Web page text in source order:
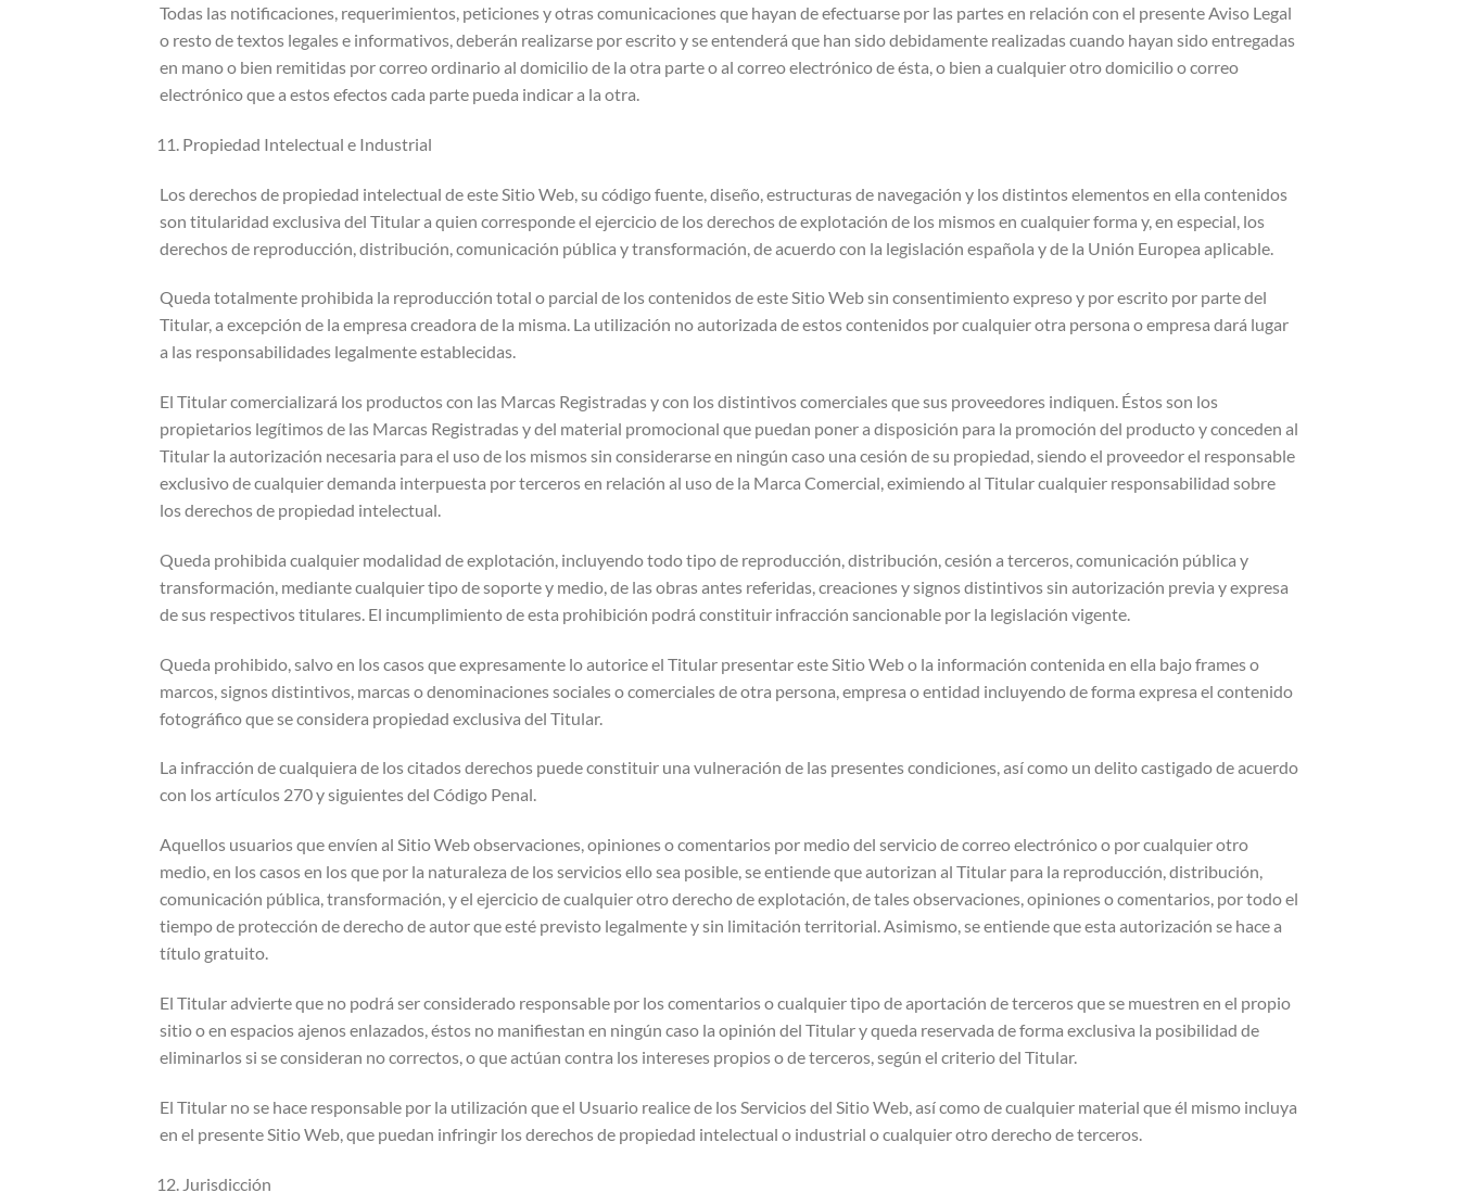
Todas las notificaciones, requerimientos, peticiones y otras comunicaciones que hayan de efectuarse por las partes en relación con el presente Aviso Legal
o resto de textos legales e informativos, deberán realizarse por escrito y se entenderá que han sido debidamente realizadas cuando hayan sido entregadas
en mano o bien remitidas por correo ordinario al domicilio de la otra parte o al correo electrónico de ésta, o bien a cualquier otro domicilio o correo
electrónico que a estos efectos cada parte pueda indicar a la otra.
Propiedad Intelectual e Industrial
Los derechos de propiedad intelectual de este Sitio Web, su código fuente, diseño, estructuras de navegación y los distintos elementos en ella contenidos
son titularidad exclusiva del Titular a quien corresponde el ejercicio de los derechos de explotación de los mismos en cualquier forma y, en especial, los
derechos de reproducción, distribución, comunicación pública y transformación, de acuerdo con la legislación española y de la Unión Europea aplicable.
Queda totalmente prohibida la reproducción total o parcial de los contenidos de este Sitio Web sin consentimiento expreso y por escrito por parte del
Titular, a excepción de la empresa creadora de la misma. La utilización no autorizada de estos contenidos por cualquier otra persona o empresa dará lugar
a las responsabilidades legalmente establecidas.
El Titular comercializará los productos con las Marcas Registradas y con los distintivos comerciales que sus proveedores indiquen. Éstos son los
propietarios legítimos de las Marcas Registradas y del material promocional que puedan poner a disposición para la promoción del producto y conceden al
Titular la autorización necesaria para el uso de los mismos sin considerarse en ningún caso una cesión de su propiedad, siendo el proveedor el responsable
exclusivo de cualquier demanda interpuesta por terceros en relación al uso de la Marca Comercial, eximiendo al Titular cualquier responsabilidad sobre
los derechos de propiedad intelectual.
Queda prohibida cualquier modalidad de explotación, incluyendo todo tipo de reproducción, distribución, cesión a terceros, comunicación pública y
transformación, mediante cualquier tipo de soporte y medio, de las obras antes referidas, creaciones y signos distintivos sin autorización previa y expresa
de sus respectivos titulares. El incumplimiento de esta prohibición podrá constituir infracción sancionable por la legislación vigente.
Queda prohibido, salvo en los casos que expresamente lo autorice el Titular presentar este Sitio Web o la información contenida en ella bajo frames o
marcos, signos distintivos, marcas o denominaciones sociales o comerciales de otra persona, empresa o entidad incluyendo de forma expresa el contenido
fotográfico que se considera propiedad exclusiva del Titular.
La infracción de cualquiera de los citados derechos puede constituir una vulneración de las presentes condiciones, así como un delito castigado de acuerdo
con los artículos 270 y siguientes del Código Penal.
Aquellos usuarios que envíen al Sitio Web observaciones, opiniones o comentarios por medio del servicio de correo electrónico o por cualquier otro
medio, en los casos en los que por la naturaleza de los servicios ello sea posible, se entiende que autorizan al Titular para la reproducción, distribución,
comunicación pública, transformación, y el ejercicio de cualquier otro derecho de explotación, de tales observaciones, opiniones o comentarios, por todo el
tiempo de protección de derecho de autor que esté previsto legalmente y sin limitación territorial. Asimismo, se entiende que esta autorización se hace a
título gratuito.
El Titular advierte que no podrá ser considerado responsable por los comentarios o cualquier tipo de aportación de terceros que se muestren en el propio
sitio o en espacios ajenos enlazados, éstos no manifiestan en ningún caso la opinión del Titular y queda reservada de forma exclusiva la posibilidad de
eliminarlos si se consideran no correctos, o que actúan contra los intereses propios o de terceros, según el criterio del Titular.
El Titular no se hace responsable por la utilización que el Usuario realice de los Servicios del Sitio Web, así como de cualquier material que él mismo incluya
en el presente Sitio Web, que puedan infringir los derechos de propiedad intelectual o industrial o cualquier otro derecho de terceros.
Jurisdicción